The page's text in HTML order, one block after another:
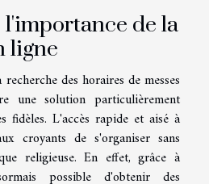
de la
ligne
des horaires de messes
une solution particulièrement
fidèles. L'accès rapide et aisé à
croyants de s'organiser sans
religieuse. En effet, grâce à
possible d'obtenir des